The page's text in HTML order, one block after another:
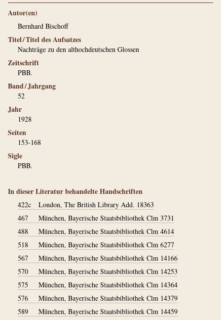
Autor(en)
Bernhard Bischoff
Titel / Titel des Aufsatzes
Nachträge zu den althochdeutschen Glossen
Zeitschrift
PBB.
Band / Jahrgang
52
Jahr
1928
Seiten
153-168
Sigle
PBB.
In dieser Literatur behandelte Handschriften
422c
London, The British Library Add. 18363
467
München, Bayerische Staatsbibliothek Clm 3731
488
München, Bayerische Staatsbibliothek Clm 4614
518
München, Bayerische Staatsbibliothek Clm 6277
567
München, Bayerische Staatsbibliothek Clm 14166
570
München, Bayerische Staatsbibliothek Clm 14253
575
München, Bayerische Staatsbibliothek Clm 14364
576
München, Bayerische Staatsbibliothek Clm 14379
589
München, Bayerische Staatsbibliothek Clm 14459